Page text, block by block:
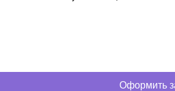
Оформить